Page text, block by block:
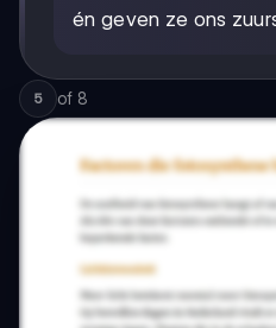
én geven ze ons
5 of 8